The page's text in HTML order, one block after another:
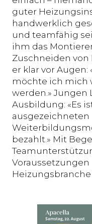
guter
handwerklich
und teamfähig
ihm das
Zuschneiden von
er klar vor
möchte ich mich
werden.» Jungen
Ausbildung: «Es
ausgezeichneten
bezahlt.» Mit